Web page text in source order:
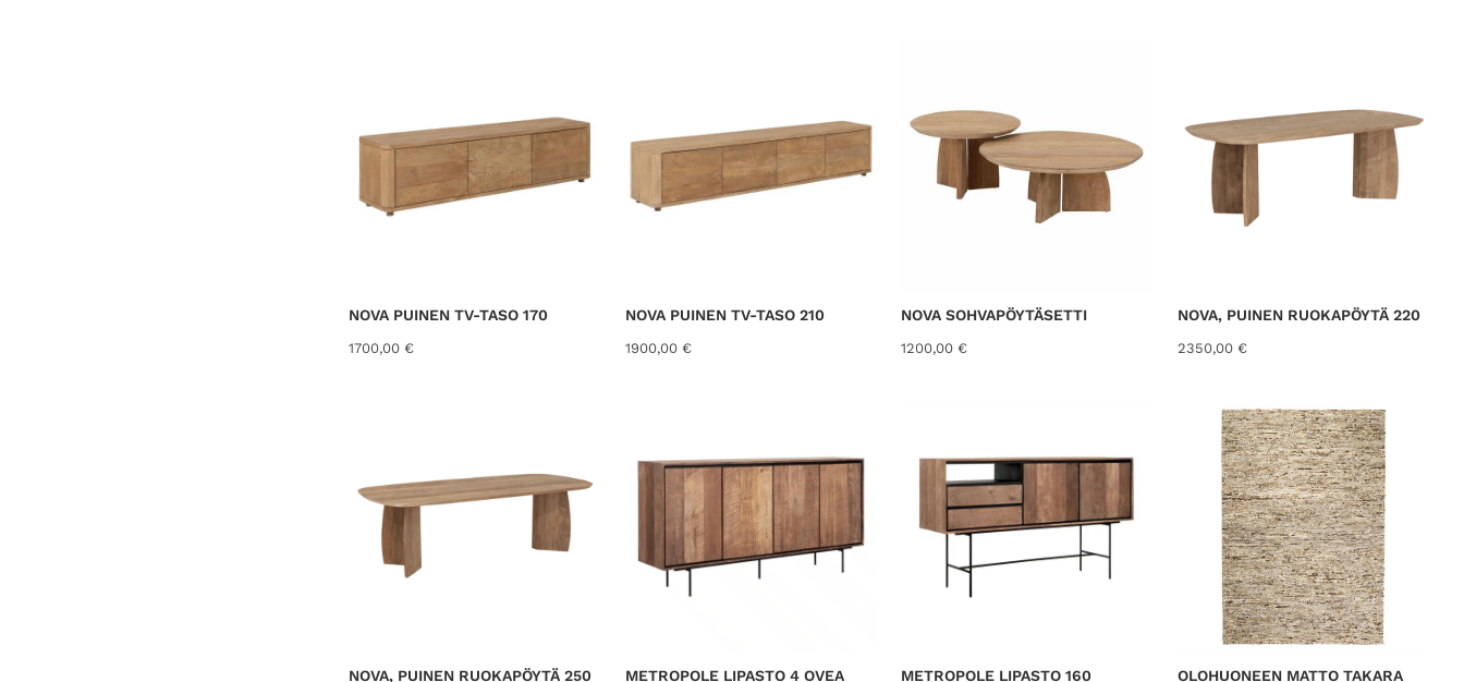
NOVA PUINEN TV-TASO 170
1700,00 €
NOVA PUINEN TV-TASO 210
1900,00 €
NOVA SOHVAPÖYTÄSETTI
1200,00 €
NOVA, PUINEN RUOKAPÖYTÄ 220
2350,00 €
NOVA, PUINEN RUOKAPÖYTÄ 250 METROPOLE LIPASTO 4 OVEA METROPOLE LIPASTO 160 OLOHUONEEN MATTO TAKARA